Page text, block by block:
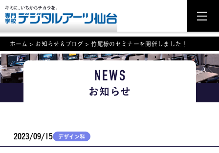
NEWS
学科・専攻案内
学校案内
ホーム > お知らせ＆ブログ > 竹尾様のセミナーを開催しました！
NEWS
お知らせ
2023/09/15 デザイン科